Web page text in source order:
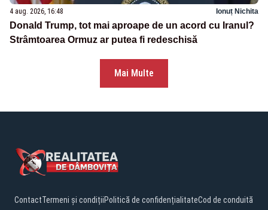
4 aug. 2026, 16:48 Ionuț Nichita
Donald Trump, tot mai aproape de un acord cu Iranul?
Strâmtoarea Ormuz ar putea fi redeschisă
Mai Multe
ContactTermeni și condițiiPolitică de confidențialitateCod de conduită